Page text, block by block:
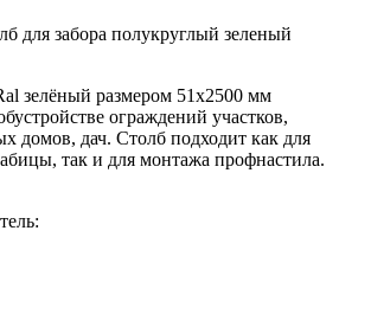
для забора полукруглый зеленый
зелёный размером 51х2500 мм
ограждений участков,
домов, дач. Столб подходит как для
так и для монтажа профнастила.
: